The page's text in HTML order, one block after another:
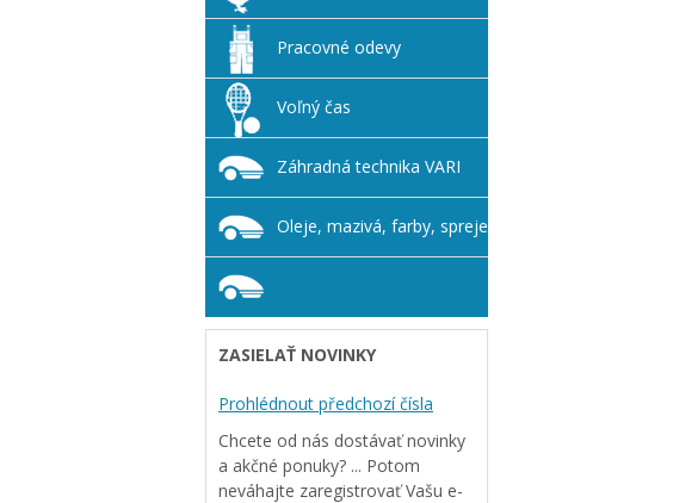
Pracovné odevy
Voľný čas
Záhradná technika VARI
Oleje, mazivá, farby, spreje
ZASIELAŤ NOVINKY
Prohlédnout předchozí čísla
Chcete od nás dostávať novinky
a akčné ponuky? ... Potom
neváhajte zaregistrovať Vašu e-